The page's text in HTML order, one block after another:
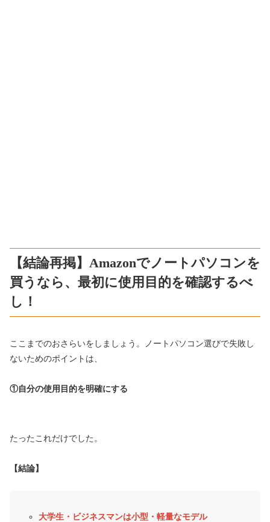
【結論再掲】Amazonでノートパソコンを
買うなら、最初に使用目的を確認するべ
し！
ここまでのおさらいをしましょう。ノートパソコン選びで失敗し
ないためのポイントは、
①自分の使用目的を明確にする
たったこれだけでした。
【結論】
大学生・ビジネスマンは小型・軽量なモデル